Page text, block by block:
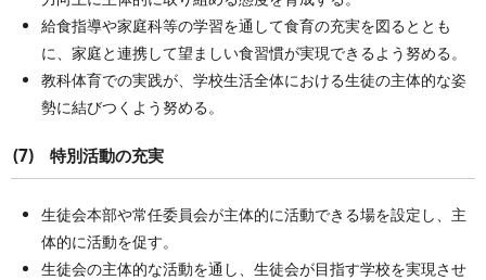
給食指導や家庭科等の学習を通して食育の充実を図るととも
に、家庭と連携して望ましい食習慣が実現できるよう努める。
教科体育での実践が、学校生活全体における生徒の主体的な姿
勢に結びつくよう努める。
(7) 特別活動の充実
生徒会本部や常任委員会が主体的に活動できる場を設定し、主
体的に活動を促す。
生徒会の主体的な活動を通し、生徒会が目指す学校を実現させ